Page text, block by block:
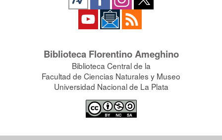
Biblioteca Florentino Ameghino
Biblioteca Central de la
Facultad de Ciencias Naturales y Museo
Universidad Nacional de La Plata